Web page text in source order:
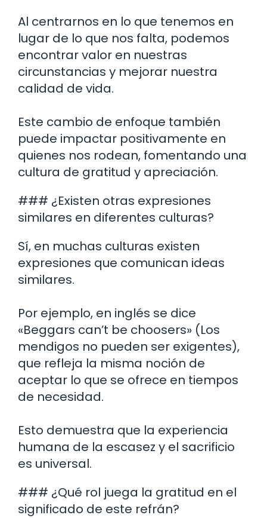
Al centrarnos en lo que tenemos en
lugar de lo que nos falta, podemos
encontrar valor en nuestras
circunstancias y mejorar nuestra
calidad de vida.
Este cambio de enfoque también
puede impactar positivamente en
quienes nos rodean, fomentando una
cultura de gratitud y apreciación.
### ¿Existen otras expresiones
similares en diferentes culturas?
Sí, en muchas culturas existen
expresiones que comunican ideas
similares.
Por ejemplo, en inglés se dice
«Beggars can’t be choosers» (Los
mendigos no pueden ser exigentes),
que refleja la misma noción de
aceptar lo que se ofrece en tiempos
de necesidad.
Esto demuestra que la experiencia
humana de la escasez y el sacrificio
es universal.
### ¿Qué rol juega la gratitud en el
significado de este refrán?